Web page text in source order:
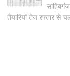
तैयारियां तेज रफ्तार से